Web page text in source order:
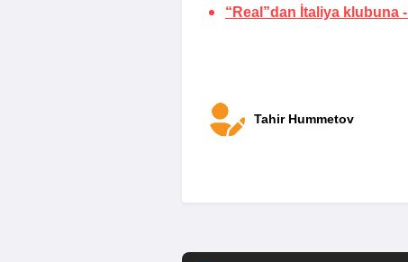
“Real”dan İtaliya klubuna -
Tahir Hummetov